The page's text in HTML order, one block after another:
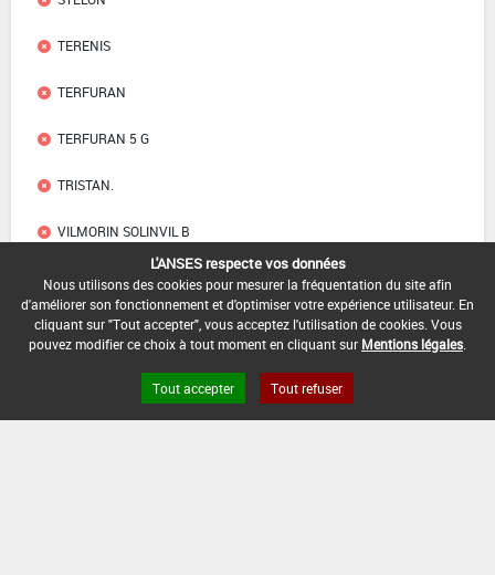
TERENIS
TERFURAN
TERFURAN 5 G
TRISTAN.
VILMORIN SOLINVIL B
X FURAN
L'ANSES respecte vos données
Nous utilisons des cookies pour mesurer la fréquentation du site afin
d'améliorer son fonctionnement et d'optimiser votre expérience utilisateur. En
cliquant sur "Tout accepter", vous acceptez l'utilisation de cookies. Vous
pouvez modifier ce choix à tout moment en cliquant sur Mentions légales
Tout accepter Tout refuser